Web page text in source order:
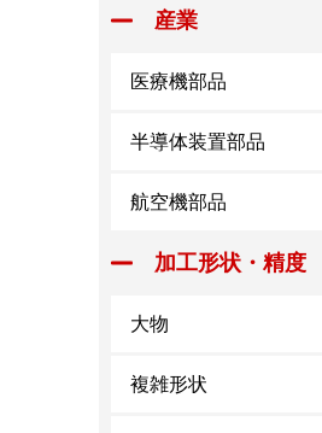
産業
医療機部品
半導体装置部品
航空機部品
加工形状・精度
大物
複雑形状